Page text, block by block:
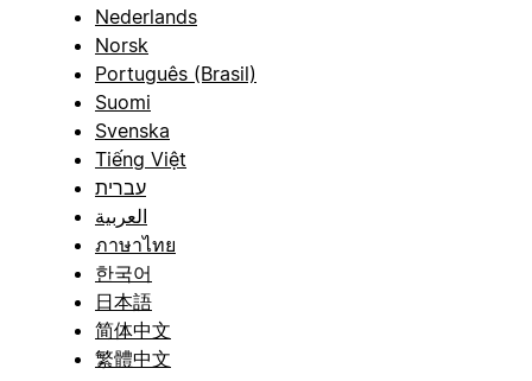
Nederlands
Norsk
Português (Brasil)
Suomi
Svenska
Tiếng Việt
עברית
العربية
ภาษาไทย
한국어
日本語
简体中文
繁體中文